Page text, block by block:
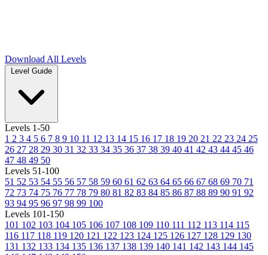
Download All Levels
Level Guide
Levels 1-50
1 2 3 4 5 6 7 8 9 10 11 12 13 14 15 16 17 18 19 20 21 22 23 24 25
26 27 28 29 30 31 32 33 34 35 36 37 38 39 40 41 42 43 44 45 46
47 48 49 50
Levels 51-100
51 52 53 54 55 56 57 58 59 60 61 62 63 64 65 66 67 68 69 70 71
72 73 74 75 76 77 78 79 80 81 82 83 84 85 86 87 88 89 90 91 92
93 94 95 96 97 98 99 100
Levels 101-150
101 102 103 104 105 106 107 108 109 110 111 112 113 114 115
116 117 118 119 120 121 122 123 124 125 126 127 128 129 130
131 132 133 134 135 136 137 138 139 140 141 142 143 144 145